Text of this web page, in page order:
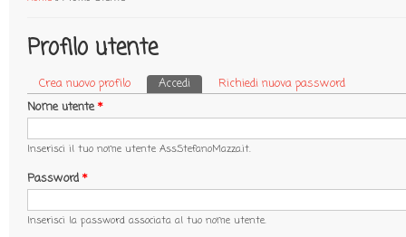
Profilo utente
Schede primarie
Crea nuovo profilo Accedi (scheda attiva)
Richiedi nuova password
Nome utente*
Inserisci il tuo nome utente Ass.StefanoMazza.it.
Password *
Inserisci la password associata al tuo nome utente.